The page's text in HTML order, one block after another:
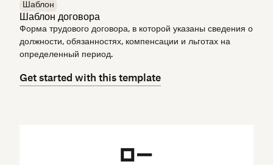
Шаблон
Шаблон договора
Форма трудового договора, в которой указаны сведения о
должности, обязанностях, компенсации и льготах на
определенный период.
Get started with this template